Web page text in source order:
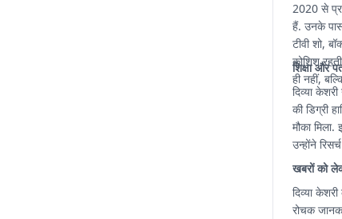
2020 से
हैं. उनके
टीवी शो,
कोशिश
ही नहीं,
शिक्षा और
दिव्या
की डिग्री
मौका
उन्होंने
खबरों को
दिव्या
रोचक